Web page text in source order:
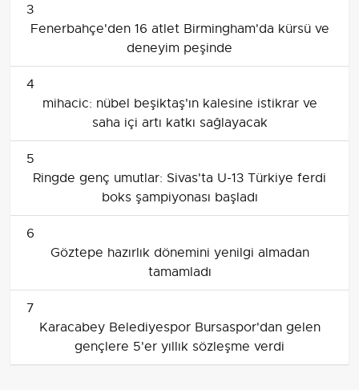
3
Fenerbahçe'den 16 atlet Birmingham'da kürsü ve
deneyim peşinde
4
mihacic: nübel beşiktaş'ın kalesine istikrar ve
saha içi artı katkı sağlayacak
5
Ringde genç umutlar: Sivas'ta U-13 Türkiye ferdi
boks şampiyonası başladı
6
Göztepe hazırlık dönemini yenilgi almadan
tamamladı
7
Karacabey Belediyespor Bursaspor'dan gelen
gençlere 5'er yıllık sözleşme verdi